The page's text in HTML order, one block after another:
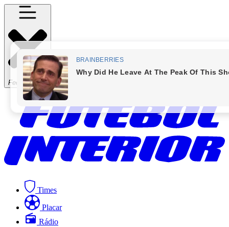
Fechar Menu
Times
Placar
Rádio